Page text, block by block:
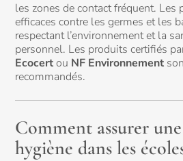
les zones de contact fréquent. Les
efficaces contre les germes et les
respectant l’environnement et la
personnel. Les produits certifiés
Ecocertou NF Environnement
recommandés.
Comment assurer
hygiène dans les